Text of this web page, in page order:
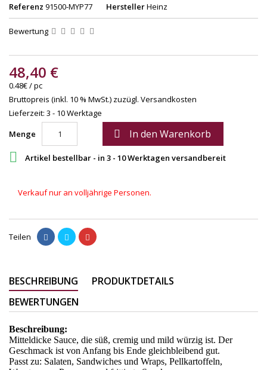
Referenz 91500-MYP77 HerstellerHeinz
Bewertung
48,40 €
0.48€ / pc
Bruttopreis (inkl. 10 % MwSt.) zuzügl. Versandkosten
Lieferzeit: 3 - 10 Werktage
Menge
 In den Warenkorb
 Artikel bestellbar - in 3 - 10 Werktagen versandbereit
Verkauf nur an volljährige Personen.
Teilen
BESCHREIBUNG
PRODUKTDETAILS
BEWERTUNGEN
Beschreibung:
Mitteldicke Sauce, die süß, cremig und mild würzig ist. Der
Geschmack ist von Anfang bis Ende gleichbleibend gut.
Passt zu: Salaten, Sandwiches und Wraps, Pellkartoffeln,